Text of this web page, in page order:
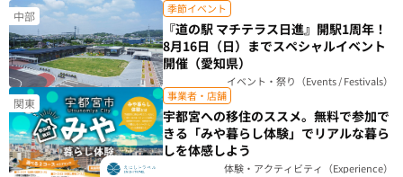
中部 季節イベント
『道の駅 マチテラス日進』開駅1周年！
8月16日（日）までスペシャルイベント
開催（愛知県）
イベント・祭り（Events / Festivals）
関東 事業者・店舗
宇都宮への移住のススメ。無料で参加で
きる「みや暮らし体験」でリアルな暮ら
しを体感しよう
体験・アクティビティ（Experience）